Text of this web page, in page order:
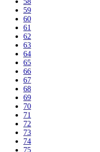
59
60
61
62
63
64
65
66
67
68
69
70
71
72
73
74
75